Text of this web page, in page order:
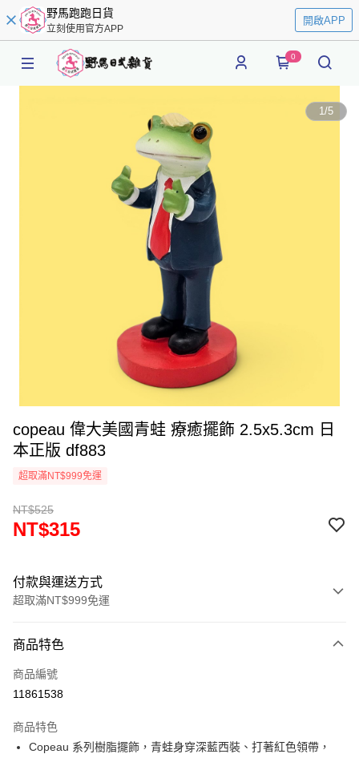
野馬跑跑日貨
立刻使用官方APP
開啟APP
0
1/5
copeau 偉大美國青蛙 療癒擺飾 2.5x5.3cm 日
本正版 df883
超取滿NT$999免運
NT$525
NT$315
付款與運送方式
超取滿NT$999免運
信用卡一次付款
信用卡分期付款
合作金庫商業銀行
華南商業銀行
彰化商業銀行
超商取貨付款
商品特色
商品編號
11861538
商品特色
Copeau 系列樹脂擺飾，青蛙身穿深藍西裝、打著紅色領帶，